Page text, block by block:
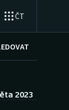
ČT
2023